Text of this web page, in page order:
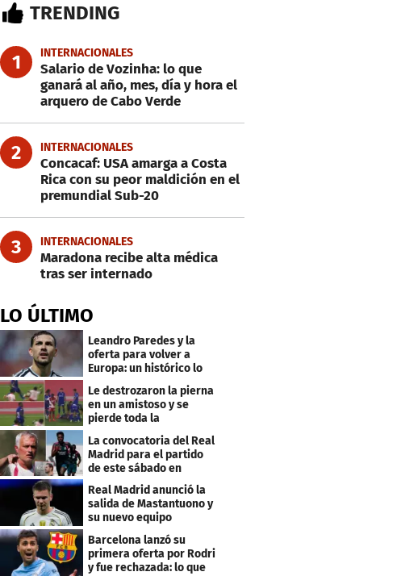
TRENDING
1 INTERNACIONALES
Salario de Vozinha: lo que
ganará al año, mes, día y hora el
arquero de Cabo Verde
2 INTERNACIONALES
Concacaf: USA amarga a Costa
Rica con su peor maldición en el
premundial Sub-20
3 INTERNACIONALES
Maradona recibe alta médica
tras ser internado
LO ÚLTIMO
Leandro Paredes y la
oferta para volver a
Europa: un histórico lo
Le destrozaron la pierna
en un amistoso y se
pierde toda la
temporada en LaLiga
La convocatoria del Real
Madrid para el partido
de este sábado en
Budapest
Real Madrid anunció la
salida de Mastantuono y
su nuevo equipo
Barcelona lanzó su
primera oferta por Rodri
y fue rechazada: lo que